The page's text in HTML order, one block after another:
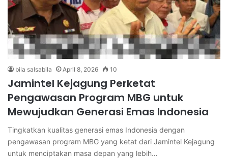
bila salsabila April 8, 2026 10
Jamintel Kejagung Perketat
Pengawasan Program MBG untuk
Mewujudkan Generasi Emas Indonesia
Tingkatkan kualitas generasi emas Indonesia dengan
pengawasan program MBG yang ketat dari Jamintel Kejagung
untuk menciptakan masa depan yang lebih…